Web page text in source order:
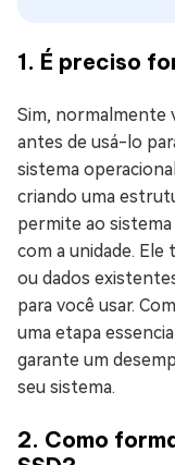
1. É preciso
Sim, normalmente
antes de usá-lo
sistema
criando uma
permite ao
com a unidade.
ou dados
para você usar.
uma etapa
garante um
seu sistema.
2. Como